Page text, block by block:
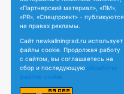
«Партнерский материал», «ПМ»,
«PR», «Спецпроект» - публикуются
на правах рекламы.
Сайт newkaliningrad.ru использует
файлы cookie. Продолжая работу
с сайтом, вы соглашаетесь на
сбор и последующую обработку
файлов cookie.